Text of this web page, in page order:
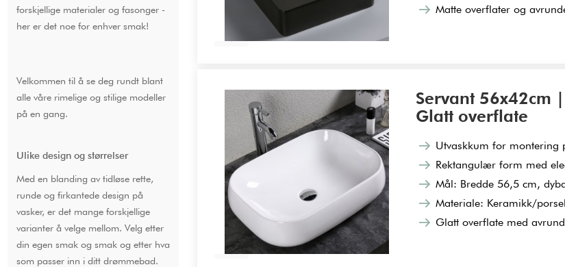
forskjellige materialer og fasonger -
her er det noe for enhver smak!
Velkommen til å se deg rundt blant
alle våre rimelige og stilige modeller
på en gang.
Ulike design og størrelser
Med en blanding av tidløse rette,
runde og firkantede design på
vasker, er det mange forskjellige
varianter å velge mellom. Velg etter
din egen smak og smak og etter hva
som passer inn i ditt drømmebad.
Matte overflater og
Servant 56x42cm
Glatt overflate
Utvaskkum for montering
Rektangulær form med
Mål: Bredde 56,5 cm,
Materiale: Keramikk/
Glatt overflate med